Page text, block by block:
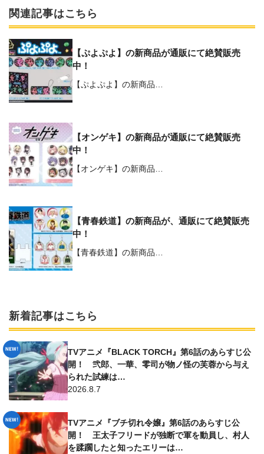
関連記事はこちら
【ぷよぷよ】の新商品が通販にて絶賛販売
中！
【ぷよぷよ】の新商品…
【オンゲキ】の新商品が通販にて絶賛販売
中！
【オンゲキ】の新商品…
【青春鉄道】の新商品が、通販にて絶賛販売
中！
【青春鉄道】の新商品…
新着記事はこちら
TVアニメ『BLACK TORCH』第6話のあらすじ公
開！ 弐郎、一華、零司が物ノ怪の芙蓉から与え
られた試練は…
2026.8.7
TVアニメ『ブチ切れ令嬢』第6話のあらすじ公
開！ 王太子フリードが独断で軍を動員し、村人
を蹂躙したと知ったエリーは…